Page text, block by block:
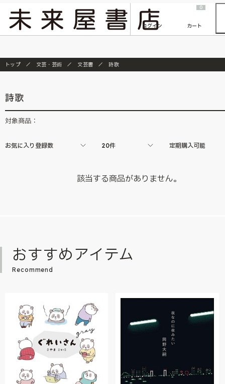
『ONE PIECE magazine 021 ONE PIECEカード付き同梱版』発売延期のご案内
ログイン
0
カート
トップ 文芸・芸術 文芸書 詩歌
詩歌
対象商品：
お気に入り登録数 20件 定期購入可能
該当する商品がありません。
おすすめアイテム
Recommend